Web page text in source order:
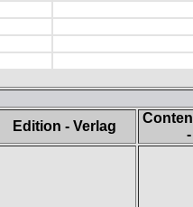
Edition - Verlag